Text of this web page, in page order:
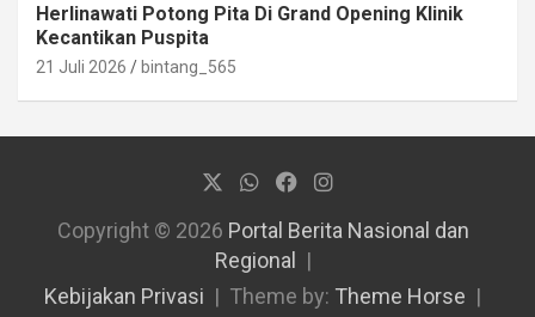
Herlinawati Potong Pita Di Grand Opening Klinik
Kecantikan Puspita
21 Juli 2026 bintang_565
Copyright © 2026 Portal Berita Nasional dan
Regional
Kebijakan Privasi
Theme by: Theme Horse